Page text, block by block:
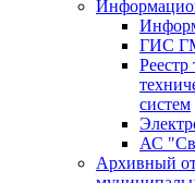
ГИС
Реестр
систем
АС
Архивный